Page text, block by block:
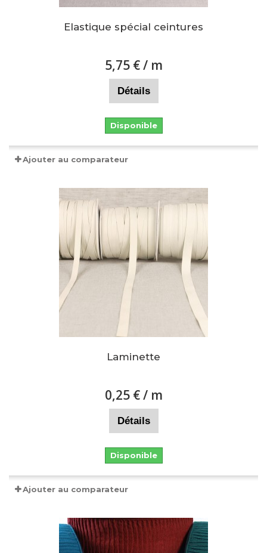
Elastique spécial ceintures
5,75 €/ m
Détails
Disponible
Ajouter au comparateur
Laminette
0,25 €/ m
Détails
Disponible
Ajouter au comparateur